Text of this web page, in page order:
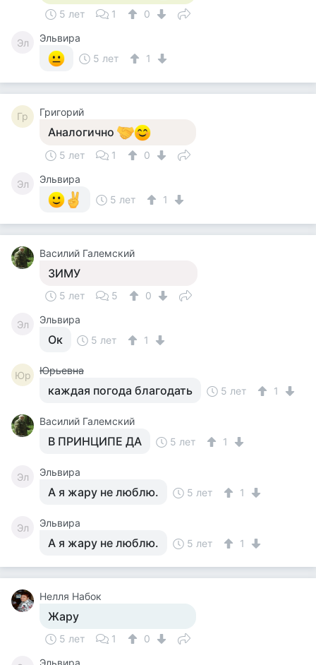
5 лет 1 0
Эл
Эльвира
5 лет
1
Гр Григорий
Аналогично
5 лет 1 0
Эл
Эльвира
5 лет
1
Василий Галемский
ЗИМУ
5 лет 5 0
Эл Эльвира
Ок 5 лет 1
Юр Юрьевна
каждая погода благодать 5 лет 1
Василий Галемский
В ПРИНЦИПЕ ДА 5 лет 1
Эл Эльвира
А я жару не люблю. 5 лет 1
Эл Эльвира
А я жару не люблю. 5 лет 1
Нелля Набок
Жару
5 лет 1 0
Эльвира